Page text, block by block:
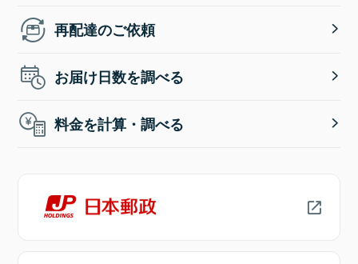
再配達のご依頼
お届け日数を調べる
料金を計算・調べる